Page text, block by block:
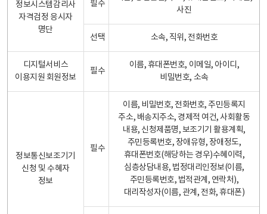
정보시스템감리사
자격검정 응시자
명단
필수
사진
선택 소속, 직위, 전화번호
디지털서비스
이용지원 회원정보
필수
이름, 휴대폰번호, 이메일, 아이디,
비밀번호, 소속
정보통신보조기기
신청 및 수혜자
정보
필수
이름, 비밀번호, 전화번호, 주민등록지
주소, 배송지주소, 경제적 여건, 사회활동
내용, 신청제품명, 보조기기 활용계획,
주민등록번호, 장애유형, 장애정도,
휴대폰번호(해당하는 경우)수혜이력,
심층상담내용, 법정대리인정보(이름,
주민등록번호, 법적관계, 연락처),
대리작성자(이름, 관계, 전화, 휴대폰)